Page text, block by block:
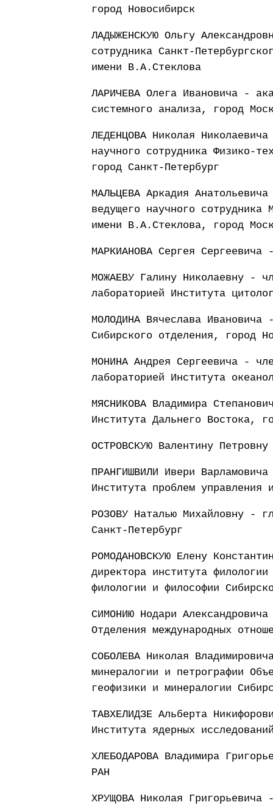
город Новосибирск
ЛАДЫЖЕНСКУЮ Ольгу
сотрудника Санкт-
имени В.А.Стеклова
ЛАРИЧЕВА Олега Ивановича -
системного анализа, город
ЛЕДЕНЦОВА Николая
научного сотрудника Физико-
город Санкт-Петербург
МАЛЬЦЕВА Аркадия
ведущего научного сотрудника
имени В.А.Стеклова, город
МАРКИАНОВА Сергея Сергеевича
МОЖАЕВУ Галину Николаевну -
лабораторией Института
МОЛОДИНА Вячеслава Ивановича
Сибирского отделения, город
МОНИНА Андрея Сергеевича -
лабораторией Института
МЯСНИКОВА Владимира
Института Дальнего Востока,
ОСТРОВСКУЮ Валентину
ПРАНГИШВИЛИ Ивери
Института проблем
РОЗОВУ Наталью Михайловну -
Санкт-Петербург
РОМОДАНОВСКУЮ Елену
директора института
филологии и философии
СИМОНИЮ Нодари
Отделения международных
СОБОЛЕВА Николая
минералогии и петрографии
геофизики и минералогии
ТАВХЕЛИДЗЕ Альберта
Института ядерных
ХЛЕБОДАРОВА Владимира
РАН
ХРУЩОВА Николая